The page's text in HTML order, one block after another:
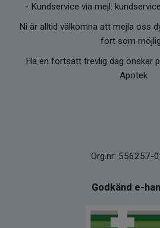
- Kundservice via mejl:
Ni är alltid välkomna att mejla oss
fort som
Ha en fortsatt trevlig dag önskar
Apotek
Org.nr: 556257-
Godkänd e-